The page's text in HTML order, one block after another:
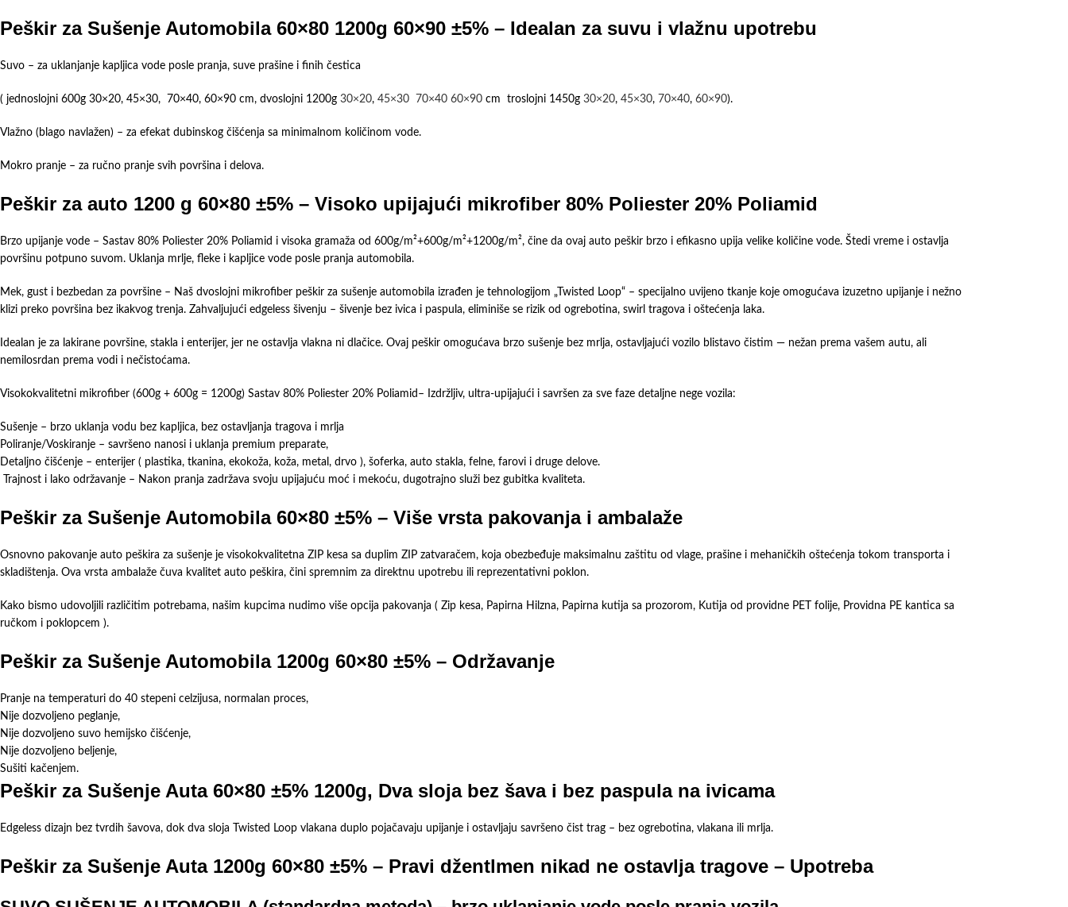
Peškir za Sušenje Automobila 60×80 1200g 60×90 ±5% – Idealan za suvu i vlažnu upotrebu
Suvo – za uklanjanje kapljica vode posle pranja, suve prašine i finih čestica
( jednoslojni 600g 30×20, 45×30, 70×40, 60×90 cm, dvoslojni 1200g 30×20, 45×30 70×40 60×90 cm troslojni 1450g 30×20, 45×30, 70×40, 60×90).
Vlažno (blago navlažen) – za efekat dubinskog čišćenja sa minimalnom količinom vode.
Mokro pranje – za ručno pranje svih površina i delova.
Peškir za auto 1200 g 60×80 ±5% – Visoko upijajući mikrofiber 80% Poliester 20% Poliamid
Brzo upijanje vode – Sastav 80% Poliester 20% Poliamid i visoka gramaža od 600g/m²+600g/m²+1200g/m², čine da ovaj auto peškir brzo i efikasno upija velike količine vode. Štedi vreme i ostavlja
površinu potpuno suvom. Uklanja mrlje, fleke i kapljice vode posle pranja automobila.
Mek, gust i bezbedan za površine – Naš dvoslojni mikrofiber peškir za sušenje automobila izrađen je tehnologijom „Twisted Loop“ – specijalno uvijeno tkanje koje omogućava izuzetno upijanje i nežno
klizi preko površina bez ikakvog trenja. Zahvaljujući edgeless šivenju – šivenje bez ivica i paspula, eliminiše se rizik od ogrebotina, swirl tragova i oštećenja laka.
Idealan je za lakirane površine, stakla i enterijer, jer ne ostavlja vlakna ni dlačice. Ovaj peškir omogućava brzo sušenje bez mrlja, ostavljajući vozilo blistavo čistim — nežan prema vašem autu, ali
nemilosrdan prema vodi i nečistoćama.
Visokokvalitetni mikrofiber (600g + 600g = 1200g) Sastav 80% Poliester 20% Poliamid– Izdržljiv, ultra-upijajući i savršen za sve faze detaljne nege vozila:
Sušenje – brzo uklanja vodu bez kapljica, bez ostavljanja tragova i mrlja
Poliranje/Voskiranje – savršeno nanosi i uklanja premium preparate,
Detaljno čišćenje – enterijer ( plastika, tkanina, ekokoža, koža, metal, drvo ), šoferka, auto stakla, felne, farovi i druge delove.
Trajnost i lako održavanje – Nakon pranja zadržava svoju upijajuću moć i mekoću, dugotrajno služi bez gubitka kvaliteta.
Peškir za Sušenje Automobila 60×80 ±5% – Više vrsta pakovanja i ambalaže
Osnovno pakovanje auto peškira za sušenje je visokokvalitetna ZIP kesa sa duplim ZIP zatvaračem, koja obezbeđuje maksimalnu zaštitu od vlage, prašine i mehaničkih oštećenja tokom transporta i
skladištenja. Ova vrsta ambalaže čuva kvalitet auto peškira, čini spremnim za direktnu upotrebu ili reprezentativni poklon.
Kako bismo udovoljili različitim potrebama, našim kupcima nudimo više opcija pakovanja ( Zip kesa, Papirna Hilzna, Papirna kutija sa prozorom, Kutija od providne PET folije, Providna PE kantica sa
ručkom i poklopcem ).
Peškir za Sušenje Automobila 1200g 60×80 ±5% – Održavanje
Pranje na temperaturi do 40 stepeni celzijusa, normalan proces,
Nije dozvoljeno peglanje,
Nije dozvoljeno suvo hemijsko čišćenje,
Nije dozvoljeno beljenje,
Sušiti kačenjem.
Peškir za Sušenje Auta 60×80 ±5% 1200g, Dva sloja bez šava i bez paspula na ivicama
Edgeless dizajn bez tvrdih šavova, dok dva sloja Twisted Loop vlakana duplo pojačavaju upijanje i ostavljaju savršeno čist trag – bez ogrebotina, vlakana ili mrlja.
Peškir za Sušenje Auta 1200g 60×80 ±5% – Pravi džentlmen nikad ne ostavlja tragove – Upotreba